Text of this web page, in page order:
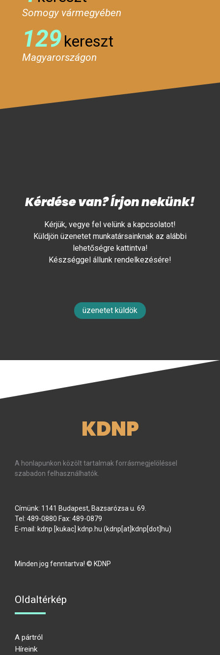
Somogy vármegyében
129kereszt
Magyarországon
Kérdése van? Írjon nekünk!
Kérjük, vegye fel velünk a kapcsolatot!
Küldjön üzenetet munkatársainknak az alábbi
lehetőségre kattintva!
Készséggel állunk rendelkezésére!
üzenetet küldök
KDNP
A honlapunkon közölt tartalmak forrásmegjelöléssel
szabadon felhasználhatók.
Címünk: 1141 Budapest, Bazsarózsa u. 69.
Tel: 489-0880 Fax: 489-0879
E-mail: kdnp [kukac] kdnp hu (kdnp[at]kdnp[dot]hu)
Minden jog fenntartva! © KDNP
Oldaltérkép
A pártról
Híreink